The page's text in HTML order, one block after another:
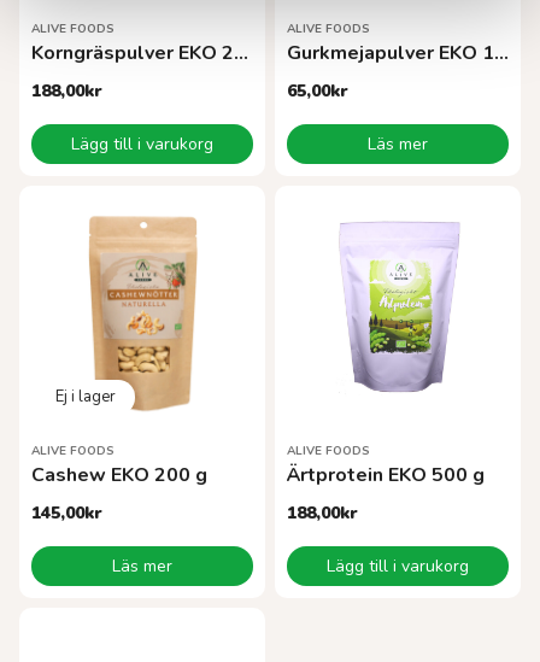
ALIVE FOODS
Korngräspulver EKO 200 g
188,00kr
Lägg till i varukorg
ALIVE FOODS
Gurkmejapulver EKO 150 g
65,00kr
Läs mer
ALIVE FOODS
Cashew EKO 200 g
145,00kr
Läs mer
ALIVE FOODS
Ärtprotein EKO 500 g
188,00kr
Lägg till i varukorg